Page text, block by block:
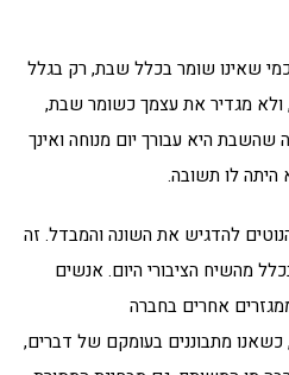
שאינו שומר בכלל שבת, רק בגלל
מגדיר את עצמך כשומר שבת,
שהשבת היא עבורך יום מנוחה ואינך
היתה לו תשובה.
להדגיש את השונה והמבדל. זה
מהשיח הציבורי היום. אנשים
אחרים בחברה
מתבוננים בעומקם של דברים,